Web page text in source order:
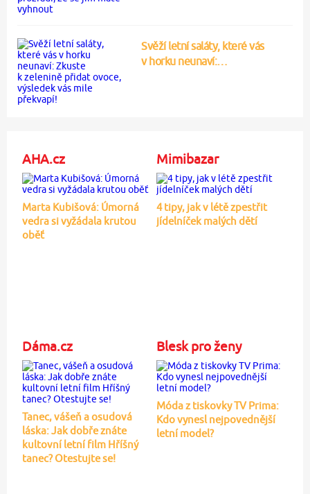
Svěží letní saláty, které vás
v horku neunaví:…
AHA.cz
Marta Kubišová: Úmorná
vedra si vyžádala krutou
oběť
Mimibazar
4 tipy, jak v létě zpestřit
jídelníček malých dětí
Dáma.cz
Tanec, vášeň a osudová
láska: Jak dobře znáte
kultovní letní film Hříšný
tanec? Otestujte se!
Blesk pro ženy
Móda z tiskovky TV Prima:
Kdo vynesl nejpovednější
letní model?